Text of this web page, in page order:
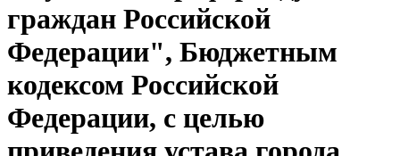
граждан Российской
Федерации", Бюджетным
кодексом Российской
Федерации, с целью